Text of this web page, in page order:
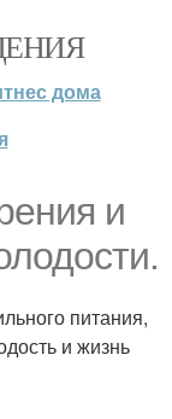
дома
и
питания,
и жизнь